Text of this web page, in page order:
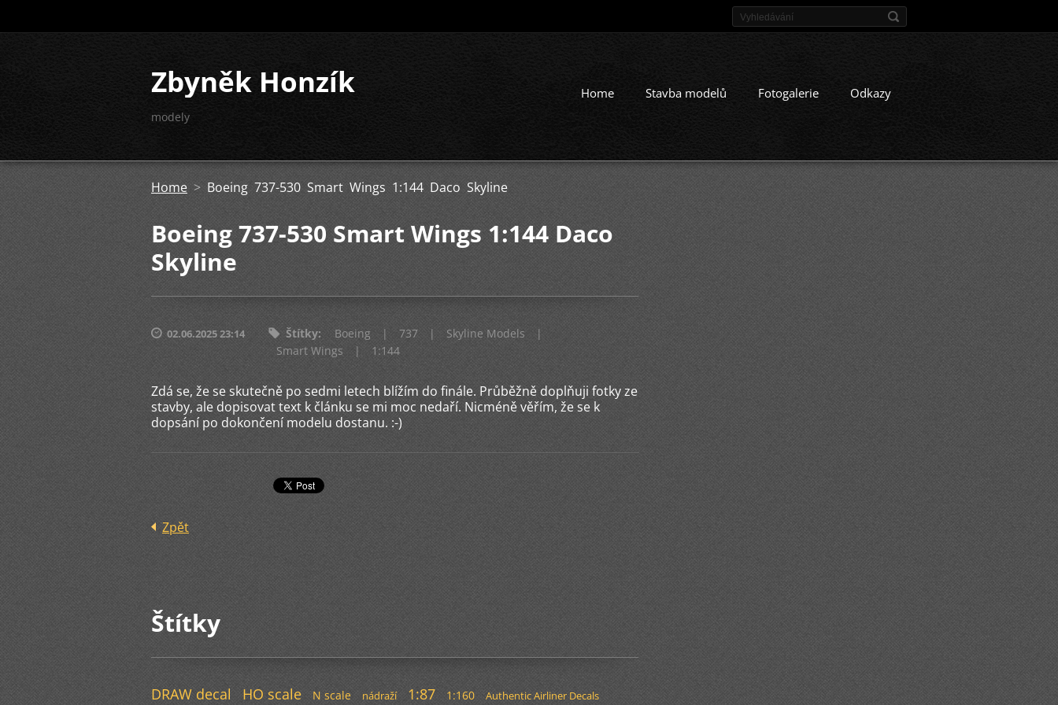
Zbyněk Honzík
modely
Home Stavba modelů Fotogalerie Odkazy
Home > Boeing 737-530 Smart Wings 1:144 Daco Skyline
Boeing 737-530 Smart Wings 1:144 Daco
Skyline
02.06.2025 23:14 Štítky: Boeing | 737 | Skyline Models
|
Smart Wings
| 1:144
Zdá se, že se skutečně po sedmi letech blížím do finále. Průběžně doplňuji fotky ze
stavby, ale dopisovat text k článku se mi moc nedaří. Nicméně věřím, že se k
dopsání po dokončení modelu dostanu. :-)
Zpět
Štítky
DRAW decal HO scale N scale nádraží 1:87 1:160 Authentic Airliner Decals